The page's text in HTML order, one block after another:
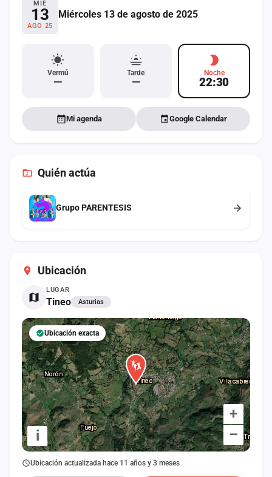
Ubicación
LUGAR
Tineo Asturias
+
–
i
Ubicación exacta
Ubicación actualizada hace 11 años y 3 meses
MIÉ
13
AGO 25
Miércoles 13 de agosto de 2025
Vermú
—
Tarde
—
Noche
22:30
Mi agenda Google Calendar
Quién actúa
Grupo PARENTESIS
Contacto